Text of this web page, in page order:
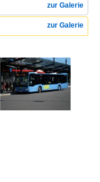
zur Galerie
zur Galerie